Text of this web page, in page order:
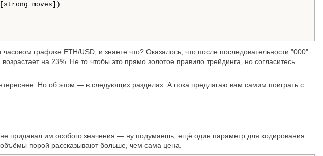
графике ETH/USD, и знаете что? Оказалось, что после последовательности "000"
на 23%. Не то чтобы это прямо золотое правило трейдинга, но согласитесь
Но об этом — в следующих разделах. А пока предлагаю вам самим поиграть с
придавал им особого значения — ну подумаешь, ещё один параметр для кодирования.
порой рассказывают больше, чем сама цена.